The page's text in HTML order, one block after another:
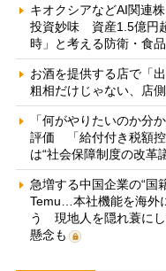
キオクシアなどAI関連
投資妙味 資産1.5億円
時」と考える防衛・食
お酒を提供する店で「
粗相だけじゃない、店
「何がやりたいのか分
評価 「給付付き税額控
は“社会保障制度の改革
急増する中国企業の“国
Temu…本社機能を海外
う 現地人を隠れ蓑に
懸念も